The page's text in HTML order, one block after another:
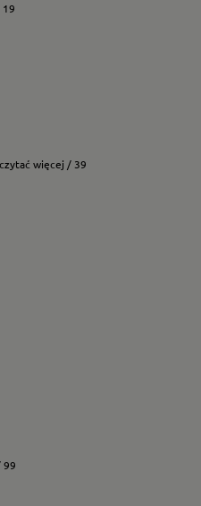
19
więcej / 39
99